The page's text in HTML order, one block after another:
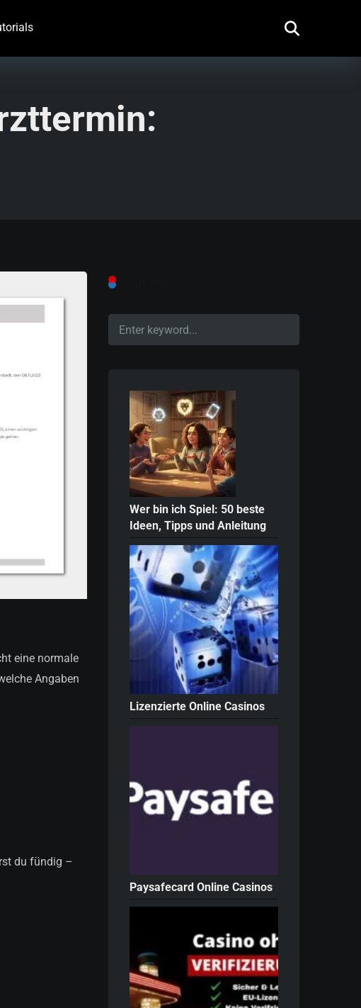
eine normale
Angaben
du fündig –
Wer bin ich Spiel: 50 beste
Ideen, Tipps und Anleitung
Lizenzierte Online Casinos
Paysafecard Online Casinos